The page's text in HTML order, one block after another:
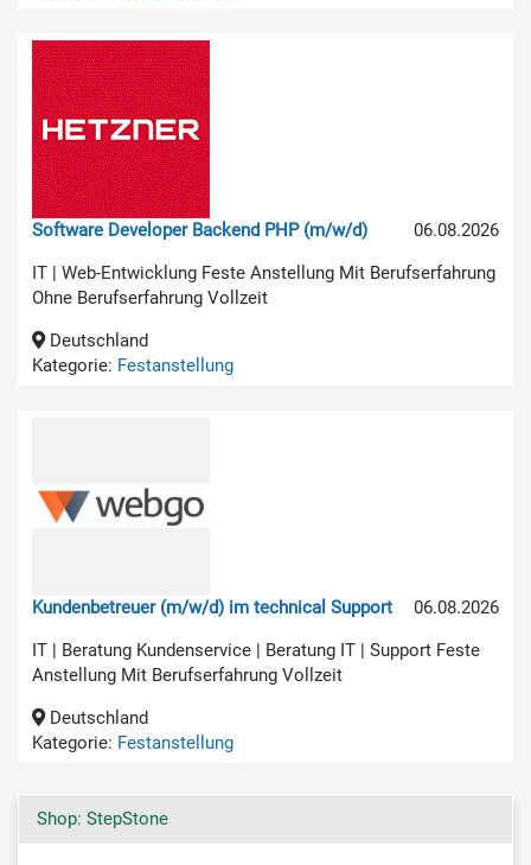
06.08.2026
Software Developer Backend PHP (m/w/d)
IT | Web-Entwicklung Feste Anstellung Mit Berufserfahrung
Ohne Berufserfahrung Vollzeit
Deutschland
Kategorie: Festanstellung
06.08.2026
Kundenbetreuer (m/w/d) im technical Support
IT | Beratung Kundenservice | Beratung IT | Support Feste
Anstellung Mit Berufserfahrung Vollzeit
Deutschland
Kategorie: Festanstellung
Shop: StepStone